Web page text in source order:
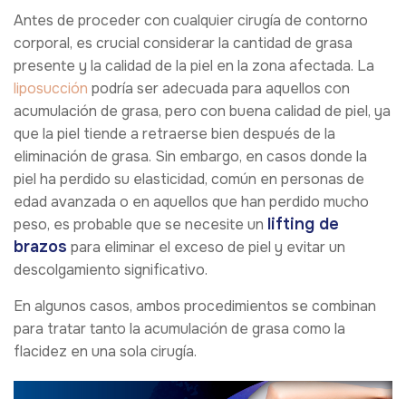
Antes de proceder con cualquier cirugía de contorno
corporal, es crucial considerar la cantidad de grasa
presente y la calidad de la piel en la zona afectada. La
liposucción podría ser adecuada para aquellos con
acumulación de grasa, pero con buena calidad de piel, ya
que la piel tiende a retraerse bien después de la
eliminación de grasa. Sin embargo, en casos donde la
piel ha perdido su elasticidad, común en personas de
edad avanzada o en aquellos que han perdido mucho
peso, es probable que se necesite un lifting de
brazos para eliminar el exceso de piel y evitar un
descolgamiento significativo.
En algunos casos, ambos procedimientos se combinan
para tratar tanto la acumulación de grasa como la
flacidez en una sola cirugía.